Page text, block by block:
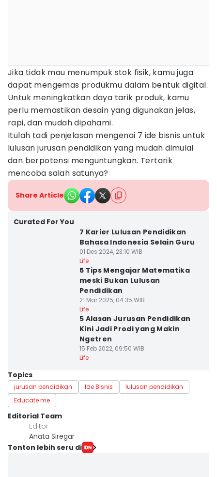
Jika tidak mau menumpuk stok fisik, kamu juga
dapat mengemas produkmu dalam bentuk digital.
Untuk meningkatkan daya tarik produk, kamu
perlu memastikan desain yang digunakan jelas,
rapi, dan mudah dipahami.
Itulah tadi penjelasan mengenai 7 ide bisnis untuk
lulusan jurusan pendidikan yang mudah dimulai
dan berpotensi menguntungkan. Tertarik
mencoba salah satunya?
Share Article
Curated For You
7 Karier Lulusan Pendidikan
Bahasa Indonesia Selain Guru
01 Des 2024, 23:10 WIB
Life
5 Tips Mengajar Matematika
meski Bukan Lulusan
Pendidikan
21 Mar 2025, 04:35 WIB
Life
5 Alasan Jurusan Pendidikan
Kini Jadi Prodi yang Makin
Ngetren
15 Feb 2022, 09:50 WIB
Life
Topics
jurusan pendidikan Ide Bisnis
lulusan pendidikan
Educate me
Editorial Team
Editor
Anata Siregar
Tonton lebih seru di